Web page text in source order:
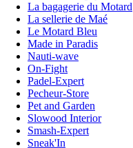
La bagagerie du Motard
La sellerie de Maé
Le Motard Bleu
Made in Paradis
Nauti-wave
On-Fight
Padel-Expert
Pecheur-Store
Pet and Garden
Slowood Interior
Smash-Expert
Sneak'In